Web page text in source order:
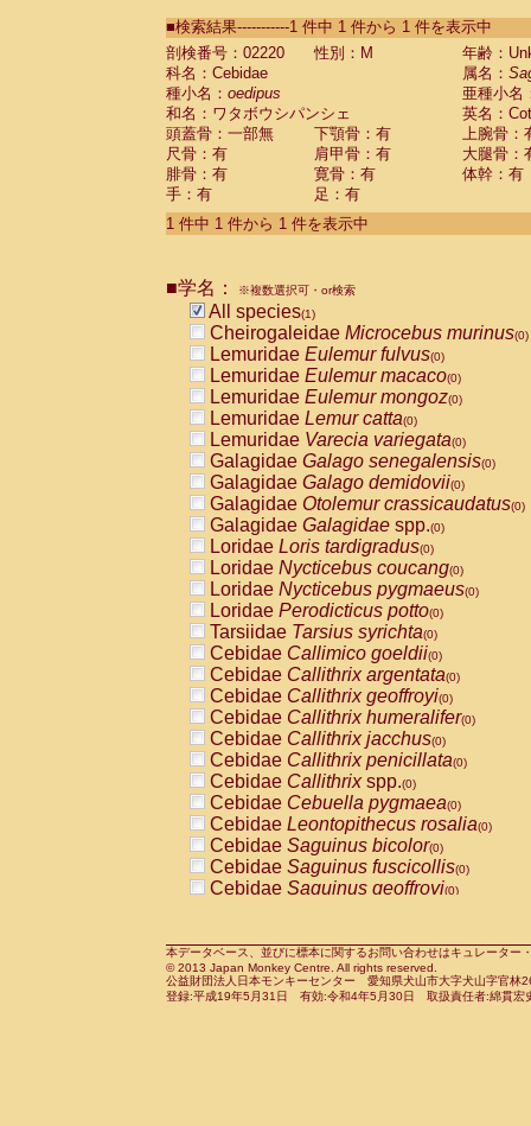
CebidaeSaguinus labiatus(0)
Cebidae Saguinus leucopus (0)
Cebidae
Cebidae
CebidaeSaguinus nigricollis (0)
Cebidae Saguinus oedipus
Cebidae Saguinus weddelli
Cebidae Saguinusspp.
Cebidae Aotus trivirgatus
Cebidae Cebus albifrons
CebidaeCebus nigrivittatus
CebidaeCebus
CebidaeSaimiri boliviensis(0)
CebidaeSaimiri sciureus(0)
AtelidaeAlouatta caraya(0)
AtelidaeAlouatta fusca(0)
AtelidaeAlouatta seniculus
AtelidaeAlouattaspp.(0)
AtelidaeAteles belzebuth(0)
AtelidaeAteles geoffroyi(0)
AtelidaeAteles paniscus(0)
AtelidaeAtelesspp.(0)
Atelidae Lagothrix lagothricha
AtelidaeLagothrix lagothricha cana
PitheciidaeCacajao calvus
PitheciidaeCallicebus cupreus
PitheciidaeCallicebus donacophilus
PitheciidaeCallicebus moloch
PitheciidaeCallicebus torquatus
PitheciidaeCallicebusspp.(0)
PitheciidaeChiropotes satanas(0)
PitheciidaePithecia monachus
PitheciidaePithecia pithecia(0)
CercopithecidaeCercocebus agilis
CercopithecidaeCercocebus
CercopithecidaeCercocebus
CercopithecidaeCercocebus
CercopithecidaeCercocebus
CercopithecidaeCercocebushybrid
CercopithecidaePapio anubis(0)
CercopithecidaePapio cynocephalus
CercopithecidaePapio hamadryas(0)
■検索結果-----------1 件中 1 件から 1 件を表示中
剖検番号：02220
性別：M
年齢：
科名：Cebidae
属名：
種小名： oedipus
亜種小名
和名：ワタボウシパンシェ
英名：
頭蓋骨：一部無
下顎骨：有
上腕骨：
尺骨：有
肩甲骨：有
大腿骨：
腓骨：有
寛骨：有
体幹：有
手：有
足：有
1 件中 1 件から 1 件を表示中
■学名： ※複数選択可・or検索
All species(1)
Cheirogaleidae Microcebus murinus(0)
Lemuridae Eulemur fulvus(0)
Lemuridae Eulemur macaco(0)
Lemuridae Eulemur mongoz(0)
Lemuridae Lemur catta(0)
Lemuridae Varecia variegata(0)
Galagidae Galago senegalensis(0)
Galagidae Galago demidovii(0)
Galagidae Otolemur crassicaudatus(0)
Galagidae Galagidae spp.(0)
Loridae Loris tardigradus(0)
Loridae Nycticebus coucang(0)
Loridae Nycticebus pygmaeus(0)
Loridae Perodicticus potto(0)
Tarsiidae Tarsius syrichta(0)
Cebidae Callimico goeldii(0)
Cebidae Callithrix argentata(0)
Cebidae Callithrix geoffroyi(0)
Cebidae Callithrix humeralifer(0)
Cebidae Callithrix jacchus(0)
Cebidae Callithrix penicillata(0)
Cebidae Callithrixspp.(0)
Cebidae Cebuella pygmaea(0)
Cebidae Leontopithecus rosalia(0)
Cebidae Saguinus bicolor(0)
Cebidae Saguinus fuscicollis(0)
Cebidae Saguinus geoffroyi(0)
CebidaeSaguinus leucopus(0)
CebidaeSaguinus midas(0)
Cebidae Saguinus mystax(0)
本データベース、並びに標本に関するお問い合わせはキュレータ
© 2013 Japan Monkey Centre. All rights reserved.
公益財団法人日本モンキーセンター 愛知県犬山市大字犬山字官
登録:平成19年5月31日 有効:令和4年5月30日 取扱責任者:綿貫宏